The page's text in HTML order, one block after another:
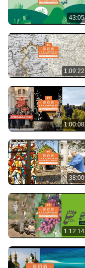
43:05
1:09:22
1:00:08
38:00
1:12:14